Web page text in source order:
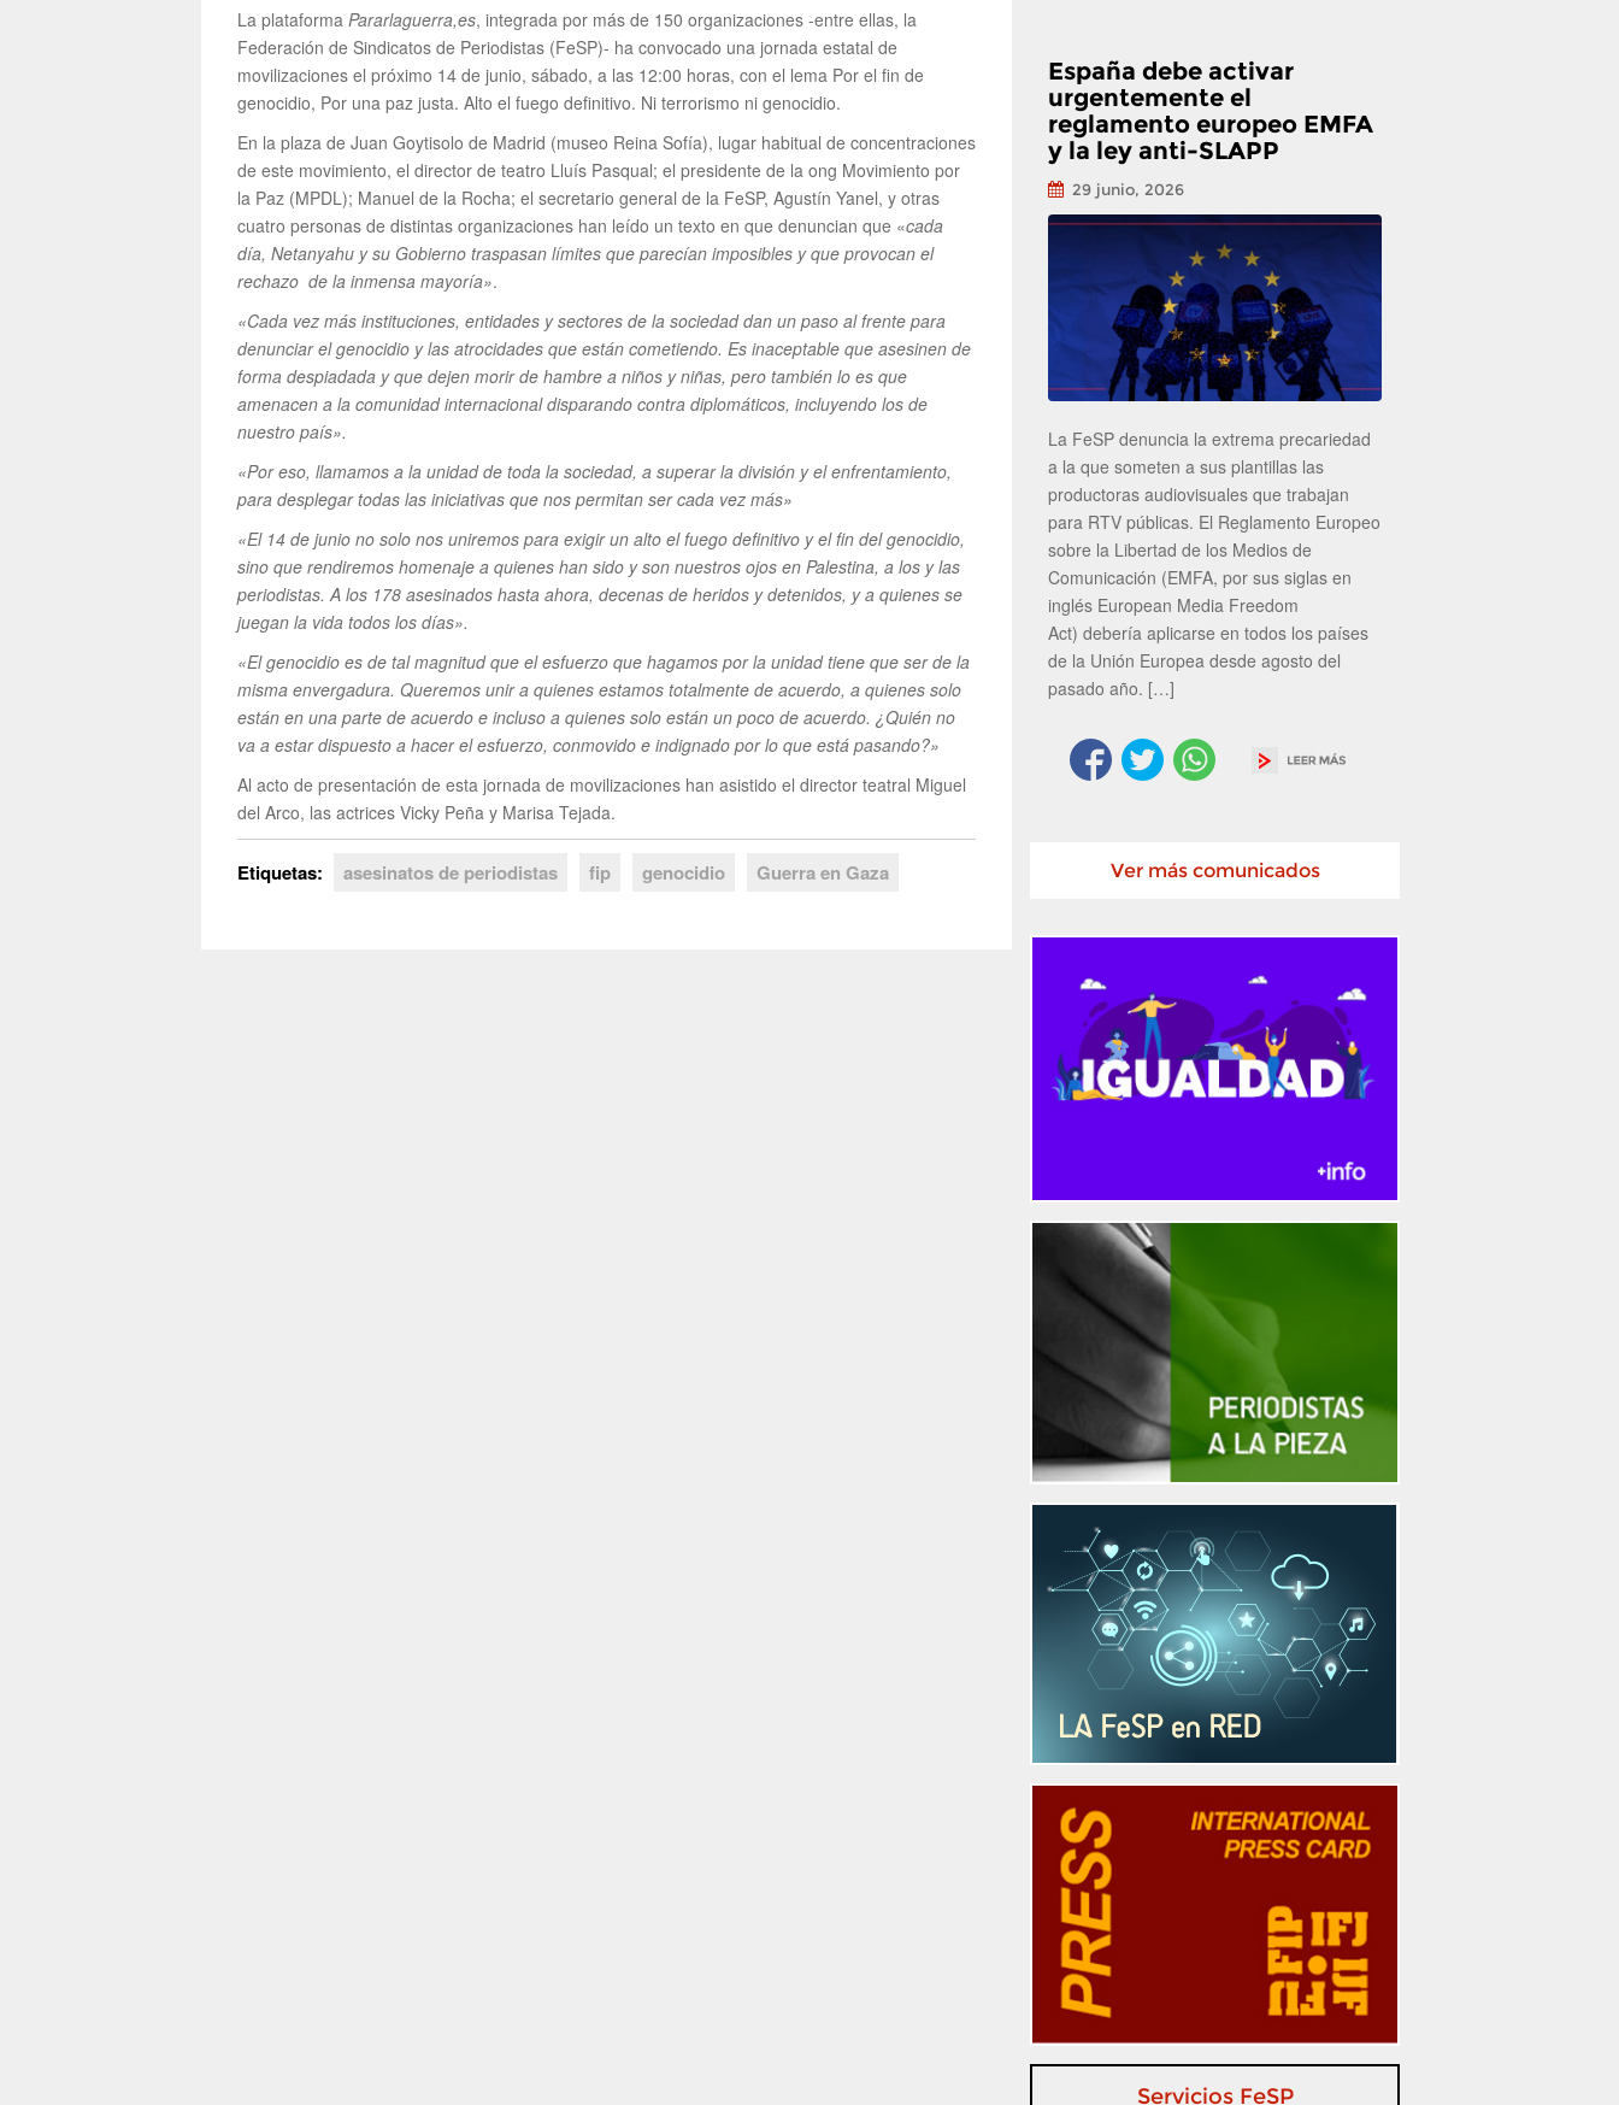
La plataforma Pararlaguerra,es, integrada por más de 150 organizaciones -entre ellas, la
Federación de Sindicatos de Periodistas (FeSP)- ha convocado una jornada estatal de
movilizaciones el próximo 14 de junio, sábado, a las 12:00 horas, con el lema Por el fin de
genocidio, Por una paz justa. Alto el fuego definitivo. Ni terrorismo ni genocidio.
En la plaza de Juan Goytisolo de Madrid (museo Reina Sofía), lugar habitual de concentraciones
de este movimiento, el director de teatro Lluís Pasqual; el presidente de la ong Movimiento por
la Paz (MPDL); Manuel de la Rocha; el secretario general de la FeSP, Agustín Yanel, y otras
cuatro personas de distintas organizaciones han leído un texto en que denuncian que «cada
día, Netanyahu y su Gobierno traspasan límites que parecían imposibles y que provocan el
rechazo de la inmensa mayoría».
«Cada vez más instituciones, entidades y sectores de la sociedad dan un paso al frente para
denunciar el genocidio y las atrocidades que están cometiendo. Es inaceptable que asesinen de
forma despiadada y que dejen morir de hambre a niños y niñas, pero también lo es que
amenacen a la comunidad internacional disparando contra diplomáticos, incluyendo los de
nuestro país».
«Por eso, llamamos a la unidad de toda la sociedad, a superar la división y el enfrentamiento,
para desplegar todas las iniciativas que nos permitan ser cada vez más»
«El 14 de junio no solo nos uniremos para exigir un alto el fuego definitivo y el fin del genocidio,
sino que rendiremos homenaje a quienes han sido y son nuestros ojos en Palestina, a los y las
periodistas. A los 178 asesinados hasta ahora, decenas de heridos y detenidos, y a quienes se
juegan la vida todos los días».
«El genocidio es de tal magnitud que el esfuerzo que hagamos por la unidad tiene que ser de la
misma envergadura. Queremos unir a quienes estamos totalmente de acuerdo, a quienes solo
están en una parte de acuerdo e incluso a quienes solo están un poco de acuerdo. ¿Quién no
va a estar dispuesto a hacer el esfuerzo, conmovido e indignado por lo que está pasando?»
Al acto de presentación de esta jornada de movilizaciones han asistido el director teatral Miguel
del Arco, las actrices Vicky Peña y Marisa Tejada.
Etiquetas: asesinatos de periodistas fip genocidio Guerra en Gaza
España debe activar
urgentemente el
reglamento europeo EMFA
y la ley anti-SLAPP
29 junio, 2026
La FeSP denuncia la extrema precariedad
a la que someten a sus plantillas las
productoras audiovisuales que trabajan
para RTV públicas. El Reglamento Europeo
sobre la Libertad de los Medios de
Comunicación (EMFA, por sus siglas en
inglés European Media Freedom
Act) debería aplicarse en todos los países
de la Unión Europea desde agosto del
pasado año. […]
Ver más comunicados
Servicios FeSP